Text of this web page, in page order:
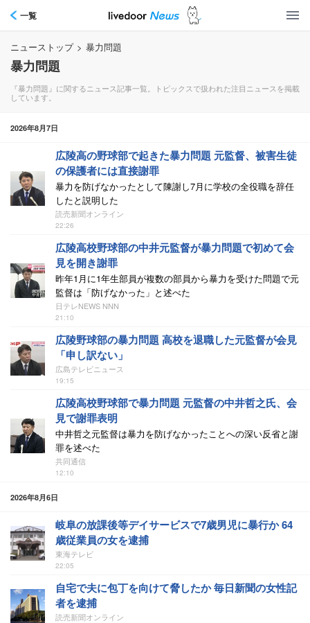
一覧
ニューストップ > 暴力問題
暴力問題
『暴力問題』に関するニュース記事一覧。トピックスで扱われた注目ニュースを掲載
しています。
2026年8月7日
広陵高の野球部で起きた暴力問題 元監督、被害生徒
の保護者には直接謝罪
暴力を防げなかったとして陳謝し7月に学校の全役職を辞任
したと説明した
読売新聞オンライン
22:26
広陵高校野球部の中井元監督が暴力問題で初めて会
見を開き謝罪
昨年1月に1年生部員が複数の部員から暴力を受けた問題で元
監督は「防げなかった」と述べた
日テレNEWS NNN
21:10
広陵野球部の暴力問題 高校を退職した元監督が会見
「申し訳ない」
広島テレビニュース
19:15
広陵高校野球部で暴力問題 元監督の中井哲之氏、会
見で謝罪表明
中井哲之元監督は暴力を防げなかったことへの深い反省と謝
罪を述べた
共同通信
12:10
2026年8月6日
岐阜の放課後等デイサービスで7歳男児に暴行か 64
歳従業員の女を逮捕
東海テレビ
22:05
自宅で夫に包丁を向けて脅したか 毎日新聞の女性記
者を逮捕
読売新聞オンライン